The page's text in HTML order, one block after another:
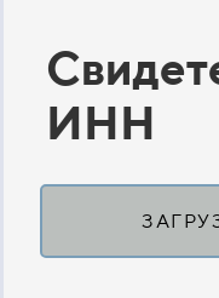
ИНН